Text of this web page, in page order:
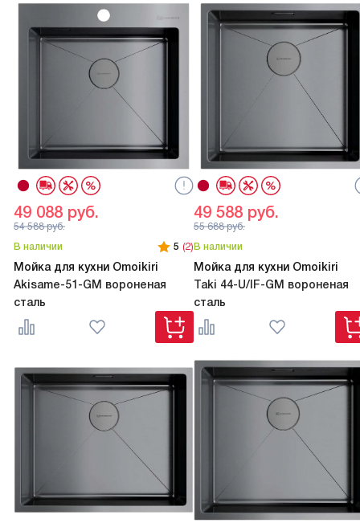
В наличии 5 (2)
Мойка для кухни Omoikiri
Akisame-51-GM вороненая
сталь
49 088 руб.
54 588руб.
В наличии
Мойка для кухни Omoikiri
Taki 44-U/IF-GM вороненая
сталь
49 588 руб.
55 688руб.